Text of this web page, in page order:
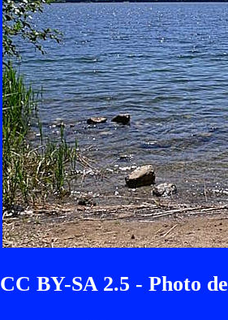
CC BY-SA 2.5 - Photo